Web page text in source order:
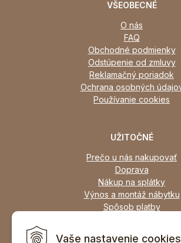
Vaše nastavenie cookies
VŠEOBECNÉ
O nás
FAQ
Obchodné podmienky
Odstúpenie od zmluvy
Reklamačný poriadok
Ochrana osobných
Používanie cookies
UŽITOČNÉ
Prečo u nás nakupovať
Doprava
Nákup na splátky
Výnos a montáž nábytku
Spôsob platby